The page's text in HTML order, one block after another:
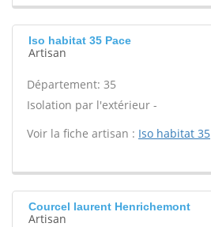
Iso habitat 35 Pace
Artisan
Département: 35
Isolation par l'extérieur -
Voir la fiche artisan : Iso habitat 35
Courcel laurent Henrichemont
Artisan